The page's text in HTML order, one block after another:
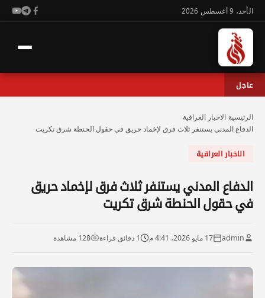
الأحد، 9 أغسطس 2026
عاجل
الرئيسية الاخبار العراقية
الدفاع المدني يستنفر ثلاث فرق لإخماد حريق في حقول الحنطة شرق تكريت
الاخبار العراقية
الدفاع المدني يستنفر ثلاث فرق لإخماد حريق
في حقول الحنطة شرق تكريت
admin 17 مايو 2026، 4:41 م 1 دقائق قراءة 128 مشاهدة